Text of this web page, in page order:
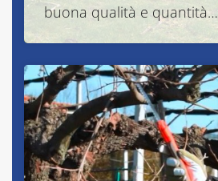
buona qualità e quantità…